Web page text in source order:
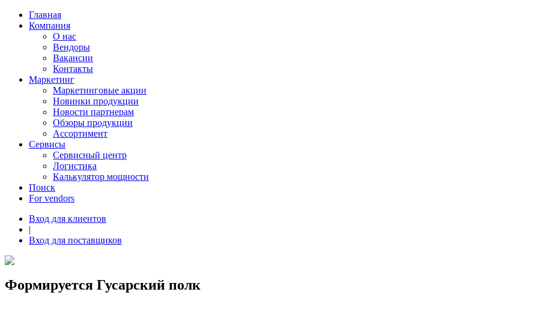
Главная
Компания
О нас
Вендоры
Вакансии
Контакты
Маркетинг
Маркетинговые акции
Новинки продукции
Новости партнерам
Обзоры продукции
Ассортимент
Сервисы
Сервисный центр
Логистика
Калькулятор мощности
Поиск
For vendors
Вход для клиентов
|
Вход для поставщиков
Формируется Гусарский полк